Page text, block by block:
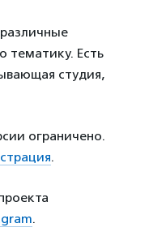
тематику. Есть
студия,
ограничено.
.
.